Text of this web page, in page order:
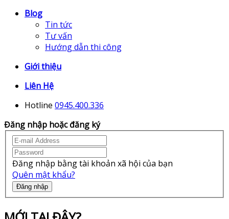
Blog
Tin tức
Tư vấn
Hướng dẫn thi công
Giới thiệu
Liên Hệ
Hotline 0945.400.336
Đăng nhập hoặc đăng ký
Đăng nhập bằng tài khoản xã hội của bạn
Quên mật khẩu?
Đăng nhập